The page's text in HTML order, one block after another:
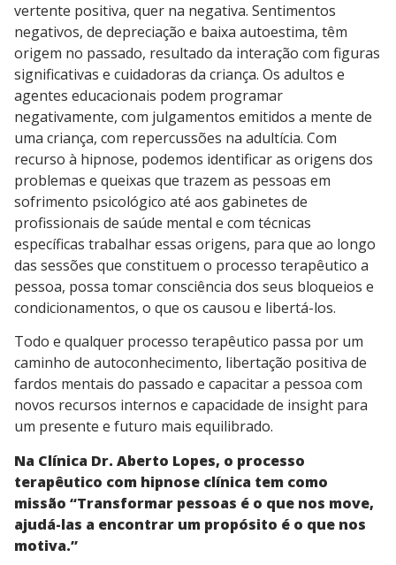
vertente positiva, quer na negativa. Sentimentos
negativos, de depreciação e baixa autoestima, têm
origem no passado, resultado da interação com figuras
significativas e cuidadoras da criança. Os adultos e
agentes educacionais podem programar
negativamente, com julgamentos emitidos a mente de
uma criança, com repercussões na adultícia. Com
recurso à hipnose, podemos identificar as origens dos
problemas e queixas que trazem as pessoas em
sofrimento psicológico até aos gabinetes de
profissionais de saúde mental e com técnicas
específicas trabalhar essas origens, para que ao longo
das sessões que constituem o processo terapêutico a
pessoa, possa tomar consciência dos seus bloqueios e
condicionamentos, o que os causou e libertá-los.
Todo e qualquer processo terapêutico passa por um
caminho de autoconhecimento, libertação positiva de
fardos mentais do passado e capacitar a pessoa com
novos recursos internos e capacidade de insight para
um presente e futuro mais equilibrado.
Na Clínica Dr. Aberto Lopes, o processo
terapêutico com hipnose clínica tem como
missão “Transformar pessoas é o que nos move,
ajudá-las a encontrar um propósito é o que nos
motiva.”